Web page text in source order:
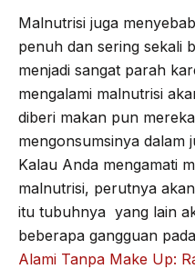
Malnutrisi juga
penuh dan sering sekali
menjadi sangat parah
mengalami malnutrisi
diberi makan pun
mengonsumsinya dalam
Kalau Anda mengamati
malnutrisi, perutnya
itu tubuhnya yang lain
beberapa gangguan
Alami Tanpa Make Up: